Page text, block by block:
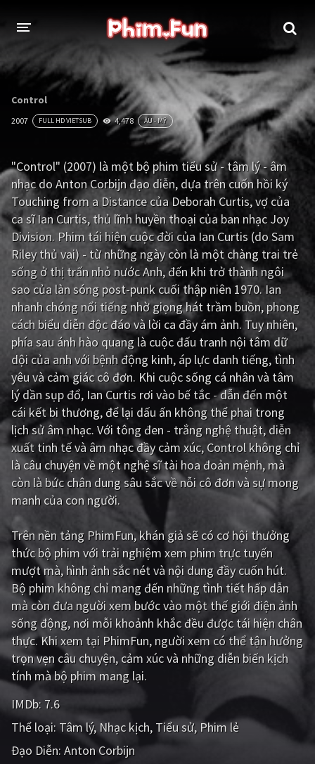
THỂ LOẠI
Thần thoại - Cổ trang Hành động
Chiến tranh
Võ thuật - Kiếm hiệp Nhạc kịch
Kinh dị Tội phạm - Hình sự
Phiêu lưu Hài hước
Viễn tưởng Khoa học - Tài liệu
Hoạt hình Thể thao
Tình cảm - Lãng mạn Kỳ ảo
Giật gân Gia đình
Bí ẩn Lịch sử
Viễn Tây Tiểu sử
GameShow DramaTV
QUỐC GIA
Âu - Mỹ Trung Quốc - Hồng Kông
Ấn Độ Việt Nam
Tổng hợp
CẬP NHẬT
PHIM MỚI
PHIM BỘ
PHIM LẺ
PHIM CHIẾU RẠP
TUYỂN TẬP PHIM
Control
2007 FULL HD VIETSUB 4,478 ÂU - MỸ
"Control" (2007) là một bộ phim tiểu sử - tâm lý - âm
nhạc do Anton Corbijn đạo diễn, dựa trên cuốn hồi ký
Touching from a Distance của Deborah Curtis, vợ của
ca sĩ Ian Curtis, thủ lĩnh huyền thoại của ban nhạc Joy
Division. Phim tái hiện cuộc đời của Ian Curtis (do Sam
Riley thủ vai) - từ những ngày còn là một chàng trai trẻ
sống ở thị trấn nhỏ nước Anh, đến khi trở thành ngôi
sao của làn sóng post-punk cuối thập niên 1970. Ian
nhanh chóng nổi tiếng nhờ giọng hát trầm buồn, phong
cách biểu diễn độc đáo và lời ca đầy ám ảnh. Tuy nhiên,
phía sau ánh hào quang là cuộc đấu tranh nội tâm dữ
dội của anh với bệnh động kinh, áp lực danh tiếng, tình
yêu và cảm giác cô đơn. Khi cuộc sống cá nhân và tâm
lý dần sụp đổ, Ian Curtis rơi vào bế tắc - dẫn đến một
cái kết bi thương, để lại dấu ấn không thể phai trong
lịch sử âm nhạc. Với tông đen - trắng nghệ thuật, diễn
xuất tinh tế và âm nhạc đầy cảm xúc, Control không chỉ
là câu chuyện về một nghệ sĩ tài hoa đoản mệnh, mà
còn là bức chân dung sâu sắc về nỗi cô đơn và sự mong
manh của con người.
Trên nền tảng PhimFun, khán giả sẽ có cơ hội thưởng
thức bộ phimvới trải nghiệm xem phim trực tuyến
mượt mà, hình ảnh sắc nét và nội dung đầy cuốn hút.
Bộ phim không chỉ mang đến những tình tiết hấp dẫn
mà còn đưa người xem bước vào một thế giới điện ảnh
sống động, nơi mỗi khoảnh khắc đều được tái hiện chân
thực. Khi xem tại PhimFun, người xem có thể tận hưởng
trọn vẹn câu chuyện, cảm xúc và những diễn biến kịch
tính mà bộ phim mang lại.
IMDb: 7.6
Thể loại: Tâm lý Nhạc kịch Tiểu sử Phim lẻ
Đạo Diễn: Anton Corbijn